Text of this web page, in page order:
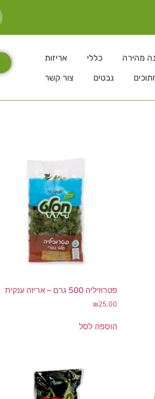
מהירה כללי
אריזות
נבטים צור קשר
פטרוזיליה 500 גרם – אריזה ענקית
₪25.00
הוספה לסל